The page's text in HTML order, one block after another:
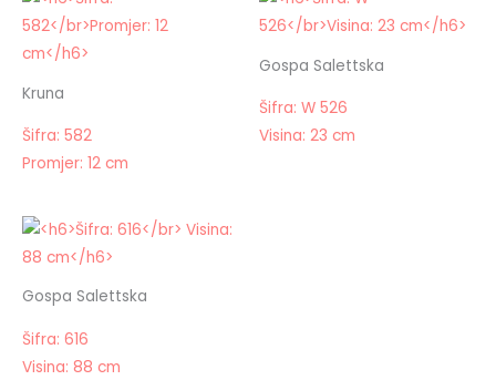
Kruna
Šifra: 582
Promjer: 12 cm
Gospa Salettska
Šifra: W 526
Visina: 23 cm
Gospa Salettska
Šifra: 616
Visina: 88 cm